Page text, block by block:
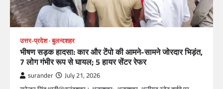
उत्तर-प्रदेश बुलन्दशहर
भीषण सड़क हादसा: कार और टेंपो की आमने-सामने जोरदार भिड़ंत,
7 लोग गंभीर रूप से घायल; 5 हायर सेंटर रेफर​
surander July 21, 2026